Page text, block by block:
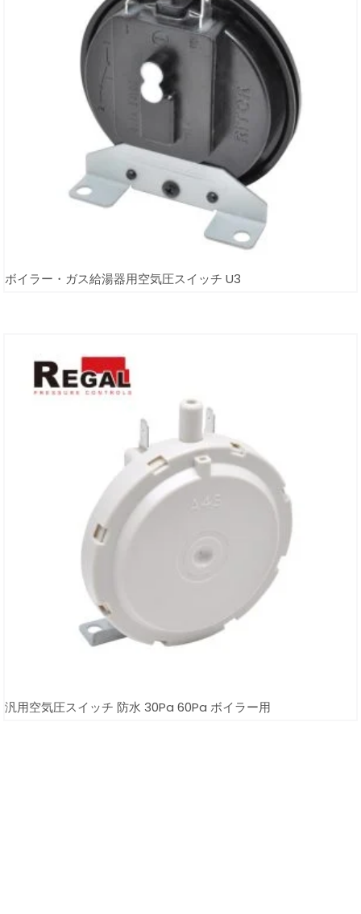
ボイラー・ガス給湯器用空気圧スイッチ U3
汎用空気圧スイッチ 防水 30Pa 60Pa ボイラー用